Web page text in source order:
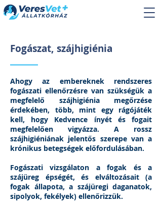
Fogászat, szájhigiénia
Ahogy az embereknek rendszeres
fogászati ​​ellenőrzésre van szükségük a
megfelelő szájhigiénia megőrzése
érdekében, több, mint egy rágójáték
kell, hogy Kedvence ínyét és fogait
megfelelően vigyázza. A rossz
szájhigiéniának jelentős szerepe van a
krónikus betegségek előfordulásában.
Fogászati vizsgálaton a fogak és a
szájüreg épségét, és elváltozásait (a
fogak állapota, a szájüregi daganatok,
sipolyok, fekélyek) ellenőrizzük.